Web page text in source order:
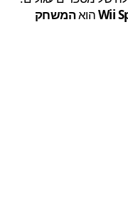
הואהמשחק